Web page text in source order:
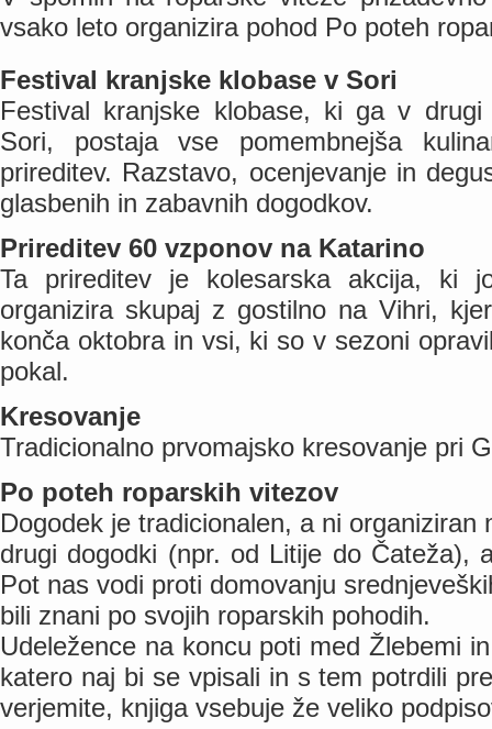
vsako leto organizira pohod Po poteh
Festival kranjske klobase v Sori
Festival kranjske klobase, ki ga v
Sori, postaja vse pomembnejša
prireditev. Razstavo, ocenjevanje in
glasbenih in zabavnih dogodkov.
Prireditev 60 vzponov na Katarino
Ta prireditev je kolesarska akcija, ki
organizira skupaj z gostilno na Vihri,
konča oktobra in vsi, ki so v sezoni
pokal.
Kresovanje
Tradicionalno prvomajsko kresovanje pri
Po poteh roparskih vitezov
Dogodek je tradicionalen, a ni
drugi dogodki (npr. od Litije do Čateža),
Pot nas vodi proti domovanju
bili znani po svojih roparskih pohodih.
Udeležence na koncu poti med Žlebemi
katero naj bi se vpisali in s tem potrdili
verjemite, knjiga vsebuje že veliko